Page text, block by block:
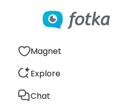
Magnet
Explore
Chat